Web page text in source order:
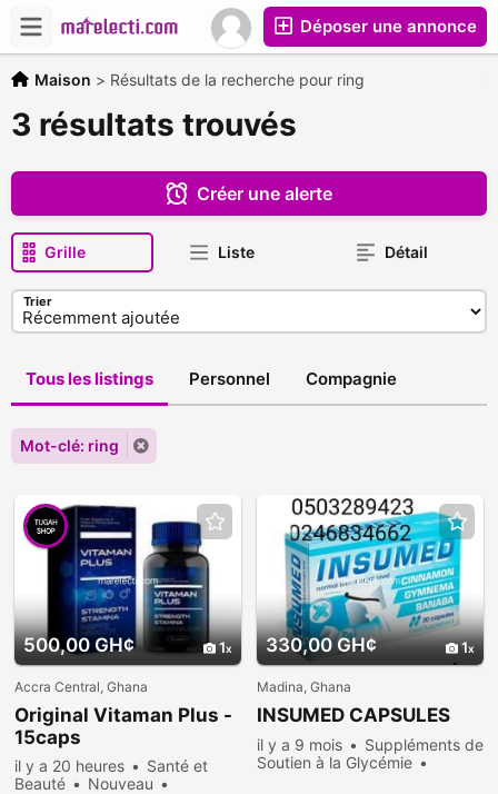
Déposer une annonce
Maison > Résultats de la recherche pour ring
3 résultats trouvés
Créer une alerte
Grille Liste Détail
Trier
Tous les listings Personnel Compagnie
Mot-clé: ring
500,00 GH¢ 1
Accra Central, Ghana
Original Vitaman Plus -
15caps
il y a 20 heures
Santé et
Beauté
Nouveau
330,00 GH¢ 1
Madina, Ghana
INSUMED CAPSULES
il y a 9 mois
Suppléments de
Soutien à la Glycémie